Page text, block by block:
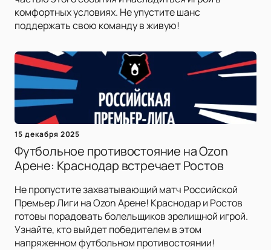
комфортных условиях. Не упустите шанс
поддержать свою команду в живую!
15 декабря 2025
Футбольное противостояние на Ozon
Арене: Краснодар встречает Ростов
Не пропустите захватывающий матч Российской
Премьер Лиги на Ozon Арене! Краснодар и Ростов
готовы порадовать болельщиков зрелищной игрой.
Узнайте, кто выйдет победителем в этом
напряженном футбольном противостоянии!